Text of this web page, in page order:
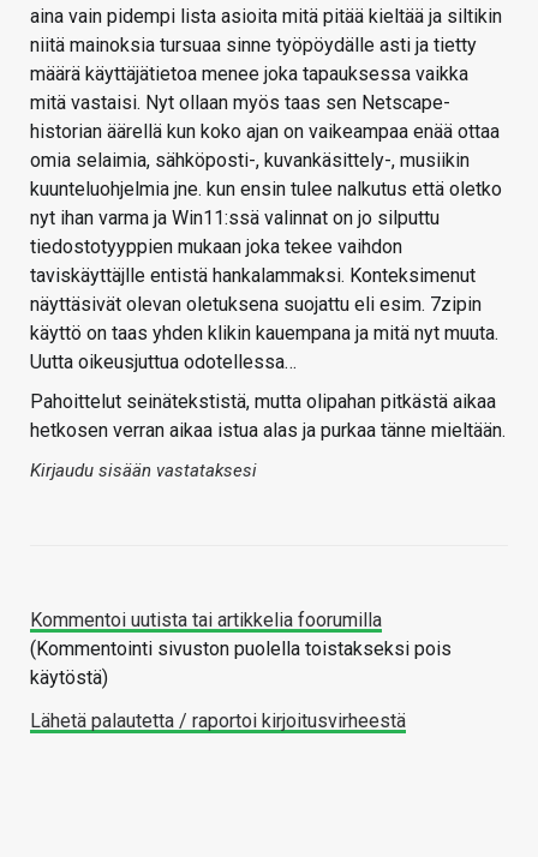
aina vain pidempi lista asioita mitä pitää kieltää ja siltikin
niitä mainoksia tursuaa sinne työpöydälle asti ja tietty
määrä käyttäjätietoa menee joka tapauksessa vaikka
mitä vastaisi. Nyt ollaan myös taas sen Netscape-
historian äärellä kun koko ajan on vaikeampaa enää ottaa
omia selaimia, sähköposti-, kuvankäsittely-, musiikin
kuunteluohjelmia jne. kun ensin tulee nalkutus että oletko
nyt ihan varma ja Win11:ssä valinnat on jo silputtu
tiedostotyyppien mukaan joka tekee vaihdon
taviskäyttäjlle entistä hankalammaksi. Konteksimenut
näyttäsivät olevan oletuksena suojattu eli esim. 7zipin
käyttö on taas yhden klikin kauempana ja mitä nyt muuta.
Uutta oikeusjuttua odotellessa…
Pahoittelut seinätekstistä, mutta olipahan pitkästä aikaa
hetkosen verran aikaa istua alas ja purkaa tänne mieltään.
Kirjaudu sisään vastataksesi
Kommentoi uutista tai artikkelia foorumilla
(Kommentointi sivuston puolella toistakseksi pois
käytöstä)
Lähetä palautetta / raportoi kirjoitusvirheestä